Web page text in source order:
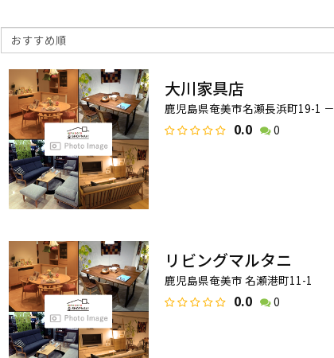
大川家具店
鹿児島県奄美市名瀬長浜町19-1 －
0.0 0
リビングマルタニ
鹿児島県奄美市 名瀬港町11-1
0.0 0